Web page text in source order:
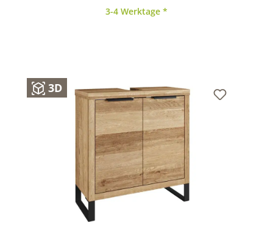
3-4 Werktage *
3D